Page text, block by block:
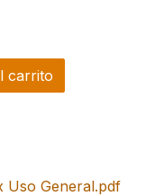
carrito
Uso General.pdf